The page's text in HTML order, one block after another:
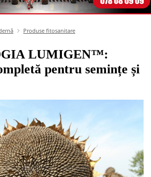
Produse fitosanitare
LUMIGEN™:
pentru semințe și